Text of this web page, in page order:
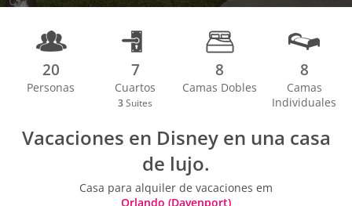
20
Personas
7
Cuartos
3 Suites
8
Camas Dobles
8
Camas
Individuales
Vacaciones en Disney en una casa
de lujo.
Casa para alquiler de vacaciones em
Orlando (Davenport)